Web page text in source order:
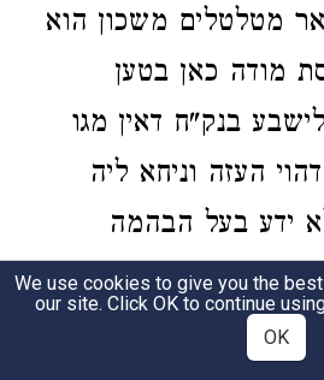
מטלטלים משכון הוא
מודה כאן בטען
בנק"ח דאין מגו
העזה וניחא ליה
ידע בעל הבהמה
הוא בידי דשניהן
שם:
We use cookies to give you the
our site. Click OK to continue
OK